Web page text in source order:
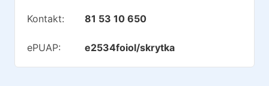
Kontakt: 81 53 10 650
ePUAP: e2534foiol/skrytka